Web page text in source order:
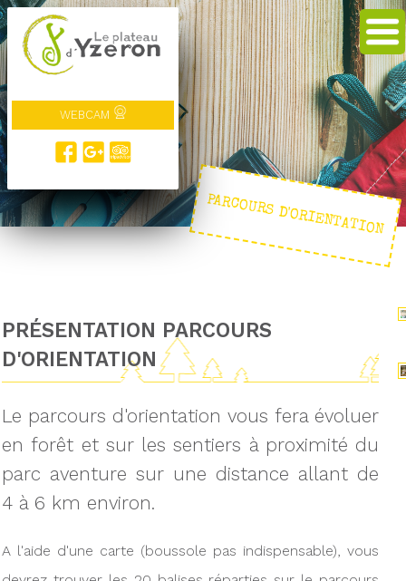
WEBCAM
PARCOURS D'ORIENTATION
PRÉSENTATION PARCOURS
D'ORIENTATION
Le parcours d'orientation vous fera évoluer
en forêt et sur les sentiers à proximité du
parc aventure sur une distance allant de
4 à 6 km environ.
A l'aide d'une carte (boussole pas indispensable), vous